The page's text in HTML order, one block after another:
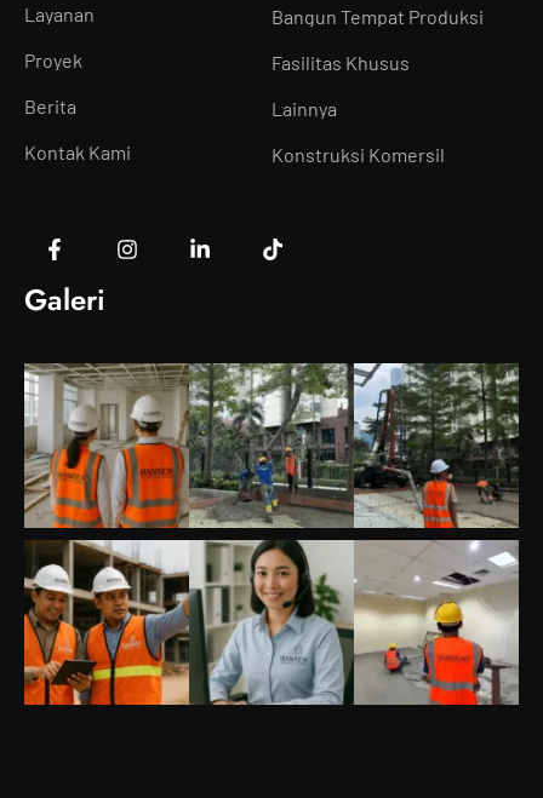
Layanan
Proyek
Berita
Kontak Kami
Bangun Tempat Produksi
Fasilitas Khusus
Lainnya
Konstruksi Komersil
Galeri